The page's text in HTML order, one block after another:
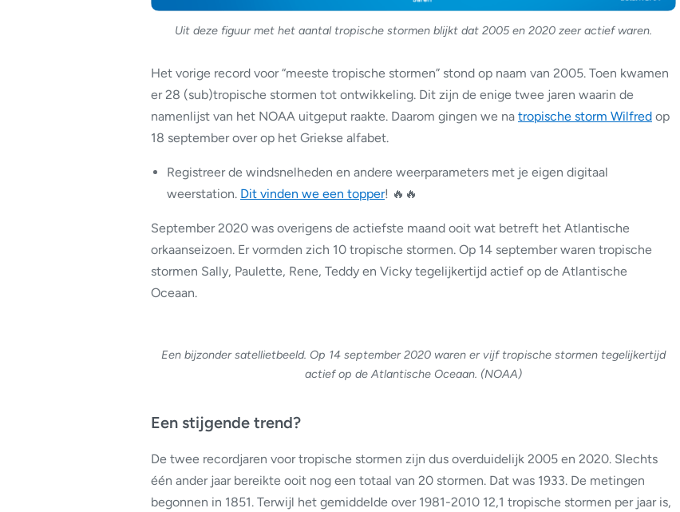
Uit deze figuur met het aantal tropische stormen blijkt dat 2005 en 2020 zeer actief waren.
Het vorige record voor “meeste tropische stormen” stond op naam van 2005. Toen kwamen
er 28 (sub)tropische stormen tot ontwikkeling. Dit zijn de enige twee jaren waarin de
namenlijst van het NOAA uitgeput raakte. Daarom gingen we na tropische storm Wilfred op
18 september over op het Griekse alfabet.
Registreer de windsnelheden en andere weerparameters met je eigen digitaal
weerstation. Dit vinden we een topper! 🔥🔥
September 2020 was overigens de actiefste maand ooit wat betreft het Atlantische
orkaanseizoen. Er vormden zich 10 tropische stormen. Op 14 september waren tropische
stormen Sally, Paulette, Rene, Teddy en Vicky tegelijkertijd actief op de Atlantische
Oceaan.
Een bijzonder satellietbeeld. Op 14 september 2020 waren er vijf tropische stormen tegelijkertijd
actief op de Atlantische Oceaan. (NOAA)
Een stijgende trend?
De twee recordjaren voor tropische stormen zijn dus overduidelijk 2005 en 2020. Slechts
één ander jaar bereikte ooit nog een totaal van 20 stormen. Dat was 1933. De metingen
begonnen in 1851. Terwijl het gemiddelde over 1981-2010 12,1 tropische stormen per jaar is,